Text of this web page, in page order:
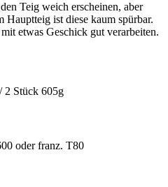
Teig weich erscheinen, aber
ist diese kaum spürbar.
etwas Geschick gut verarbeiten.
2 Stück 605g
oder franz. T80